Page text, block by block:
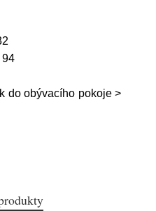
94
do obývacího pokoje >